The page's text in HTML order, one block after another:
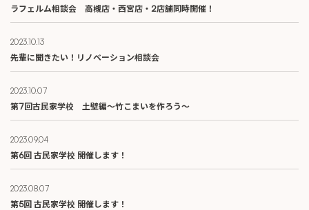
ラフェルム相談会 高槻店・西宮店・2店舗同時開催！
2023.10.13
先輩に聞きたい！リノベーション相談会
2023.10.07
第7回古民家学校 土壁編～竹こまいを作ろう～
2023.09.04
第6回 古民家学校 開催します！
2023.08.07
第5回 古民家学校 開催します！